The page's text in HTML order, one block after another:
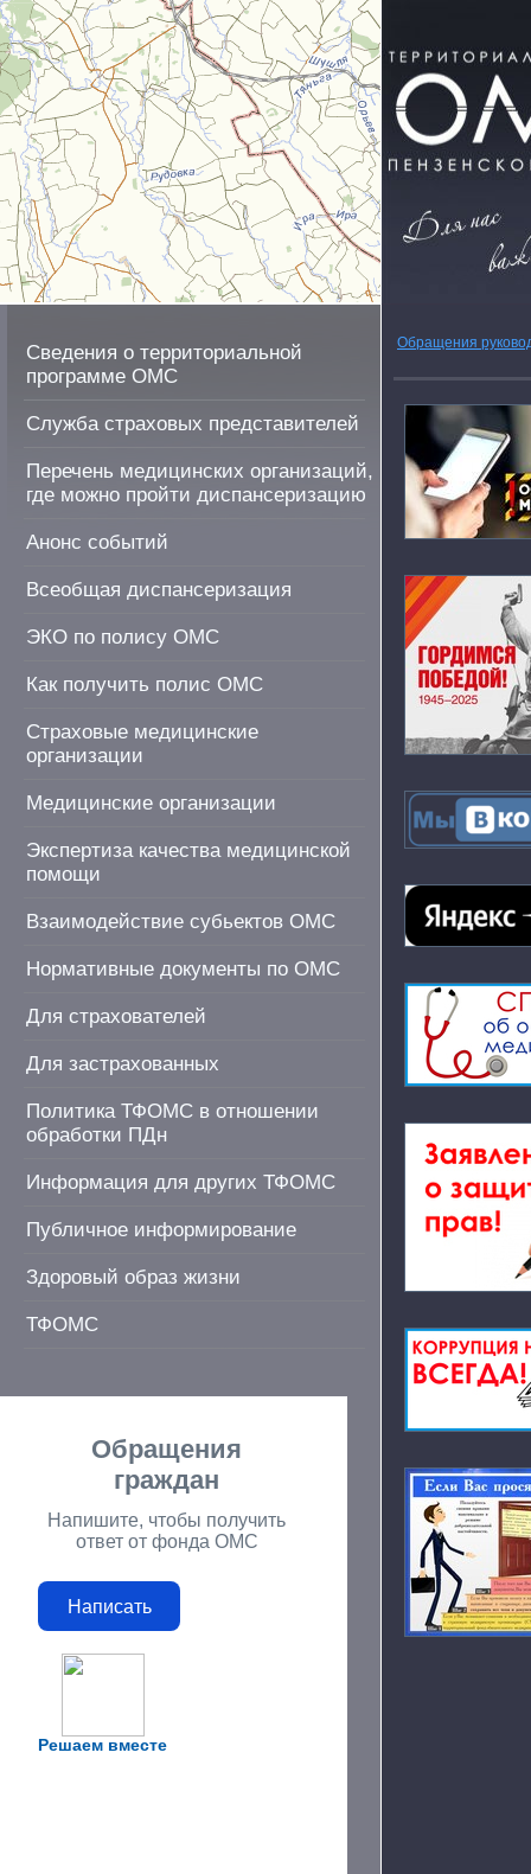
Сведения о территориальной
программе ОМС
Служба страховых представителей
Перечень медицинских организаций,
где можно пройти диспансеризацию
Анонс событий
Всеобщая диспансеризация
ЭКО по полису ОМС
Как получить полис ОМС
Страховые медицинские
организации
Медицинские организации
Экспертиза качества медицинской
помощи
Взаимодействие субьектов ОМС
Нормативные документы по ОМС
Для страхователей
Для застрахованных
Политика ТФОМС в отношении
обработки ПДн
Информация для других ТФОМС
Публичное информирование
Здоровый образ жизни
ТФОМС
Решаем вместе
Обращения
граждан
Напишите, чтобы получить
ответ от фонда ОМС
Написать
Обращения